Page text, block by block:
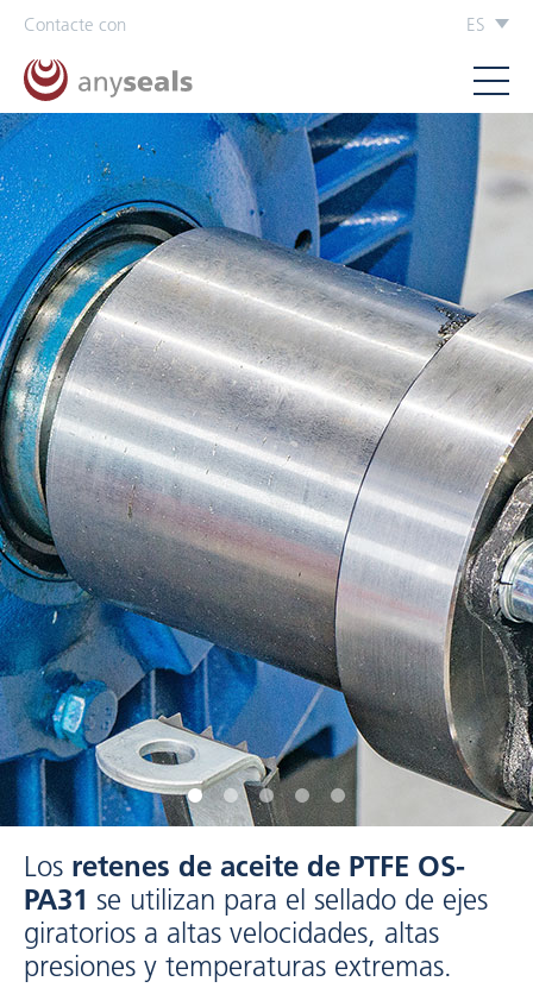
Contacte con ES
Los retenes de aceite de PTFE OS-
PA31 se utilizan para el sellado de ejes
giratorios a altas velocidades, altas
presiones y temperaturas extremas.